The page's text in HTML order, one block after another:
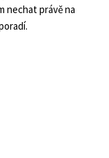
nechat právě na